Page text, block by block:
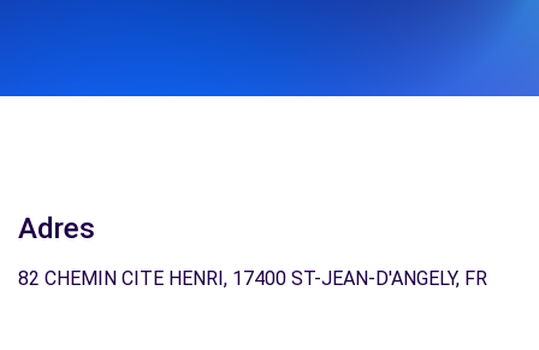
Adres
82 CHEMIN CITE HENRI, 17400 ST-JEAN-D'ANGELY, FR